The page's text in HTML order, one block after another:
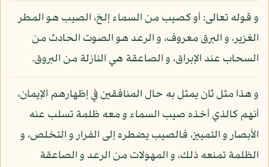
و قوله تعالى: أو كصيب من السماء إلخ، الصيب هو المطر
الغزير، و البرق معروف، و الرعد هو الصوت الحادث من
السحاب عند الإبراق، و الصاعقة هي النازلة من البروق.
و هذا مثل ثان يمثل به حال المنافقين في إظهارهم الإيمان،
أنهم كالذي أخذه صيب السماء و معه ظلمة تسلب عنه
الأبصار و التمييز، فالصيب يضطره إلى الفرار و التخلص، و
الظلمة تمنعه ذلك، و المهولات من الرعد و الصاعقة